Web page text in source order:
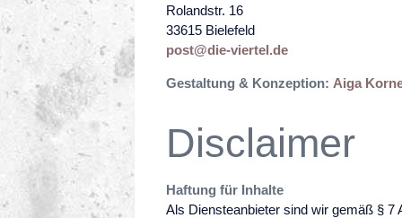
Rolandstr. 16
33615 Bielefeld
post@die-viertel.de
Gestaltung & Konzeption: Aiga
Disclaimer
Haftung für Inhalte
Als Diensteanbieter sind wir gemäß § 7